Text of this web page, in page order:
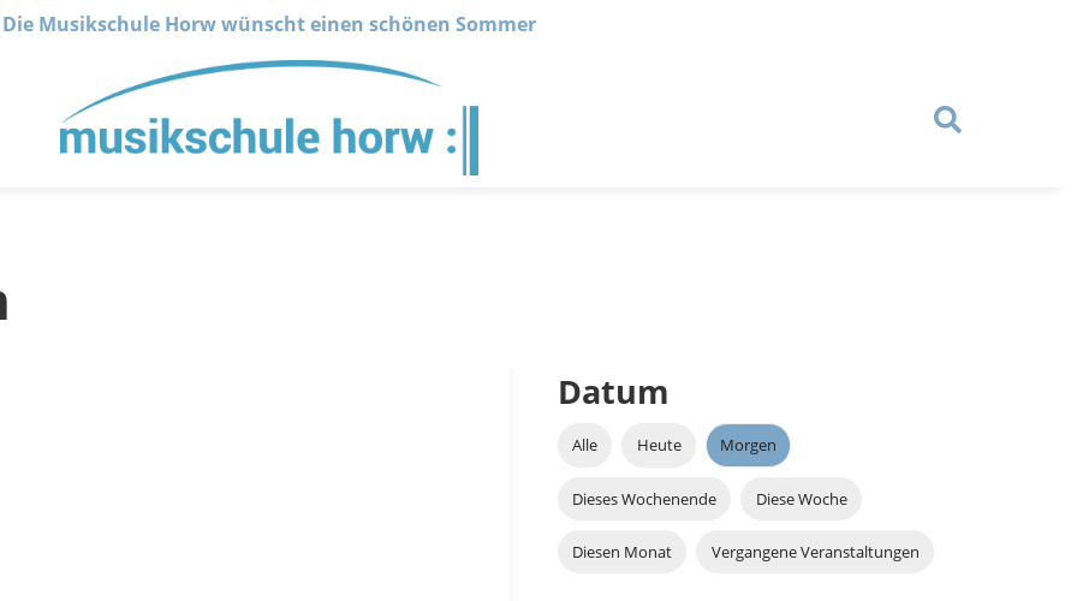
Die Musikschule Horw wünscht einen schönen Sommer
Datum
Alle Heute Morgen
Dieses Wochenende Diese Woche
Diesen Monat Vergangene Veranstaltungen